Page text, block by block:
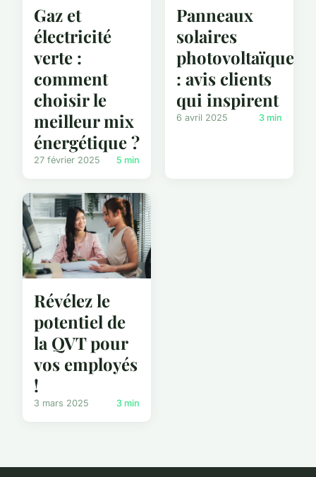
Gaz et
électricité
verte :
comment
choisir le
meilleur mix
énergétique ?
27 février 2025 5 min
Panneaux
solaires
photovoltaïques
: avis clients
qui inspirent
6 avril 2025 3 min
Révélez le
potentiel de
la QVT pour
vos employés
!
3 mars 2025 3 min